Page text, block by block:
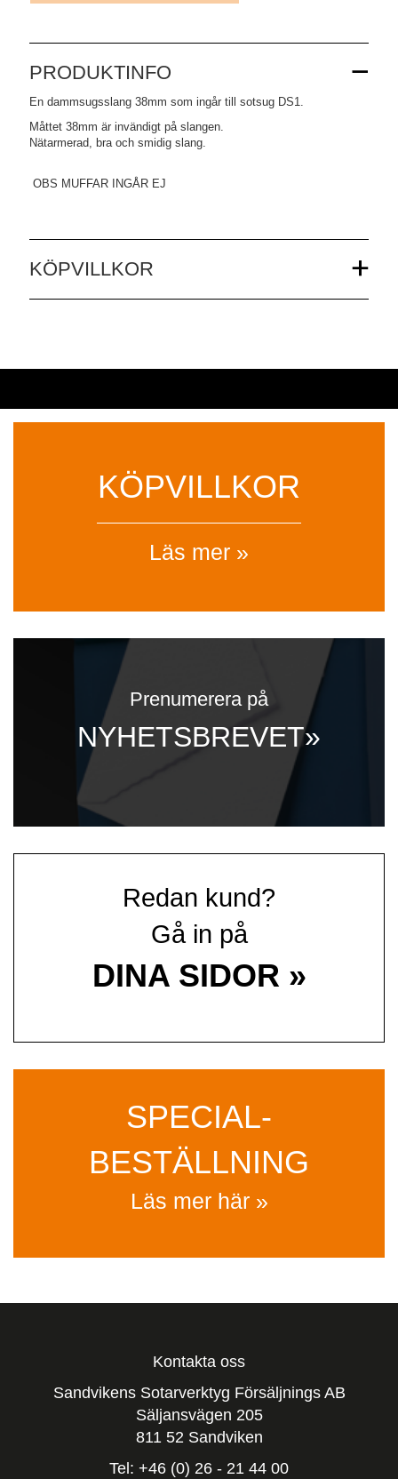
PRODUKTINFO
En dammsugsslang 38mm som ingår till sotsug DS1.
Måttet 38mm är invändigt på slangen.
Nätarmerad, bra och smidig slang.
OBS MUFFAR INGÅR EJ
KÖPVILLKOR
KÖPVILLKOR
Läs mer »
Prenumerera på
NYHETSBREVET»
Redan kund?
Gå in på
DINA SIDOR »
SPECIAL­
BESTÄLLNING
Läs mer här »
Kontakta oss
Sandvikens Sotarverktyg Försäljnings AB
Säljansvägen 205
811 52 Sandviken
Tel: +46 (0) 26 - 21 44 00